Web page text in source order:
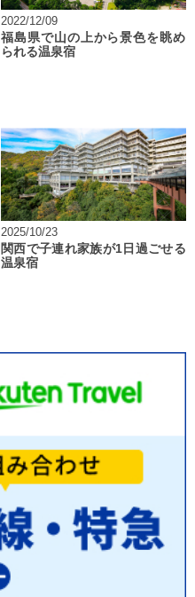
2022/12/09
福島県で山の上から景色を眺め
られる温泉宿
2025/10/23
関西で子連れ家族が1日過ごせる
温泉宿